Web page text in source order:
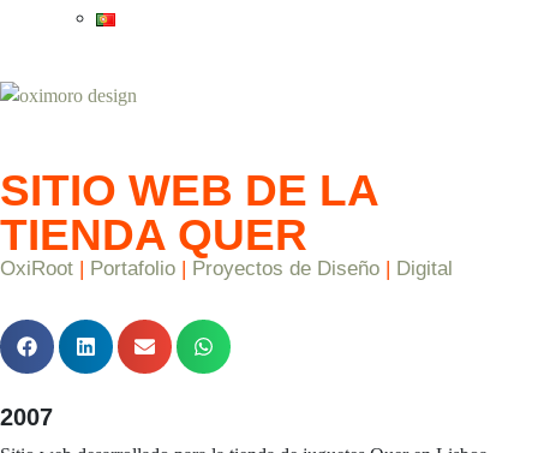
SITIO WEB DE LA
TIENDA QUER
OxiRoot Portafolio Proyectos de Diseño Digital
2007